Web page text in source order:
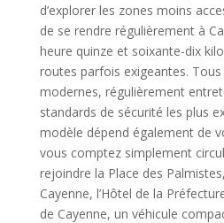
d’explorer les zones moins
de se rendre régulièrement à
heure quinze et soixante-dix
routes parfois exigeantes.
modernes, régulièrement
standards de sécurité les plus
modèle dépend également de
vous comptez simplement
rejoindre la Place des
Cayenne, l’Hôtel de la
de Cayenne, un véhicule